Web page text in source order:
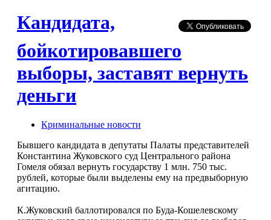
Кандидата,
бойкотировавшего
выборы, заставят вернуть
деньги
Криминальные новости
Бывшего кандидата в депутаты Палаты представителей
Константина Жуковского суд Центрального района
Гомеля обязал вернуть государству 1 млн. 750 тыс.
рублей, которые были выделены ему на предвыборную
агитацию.
К.Жуковский баллотировался по Буда-Кошелевскому